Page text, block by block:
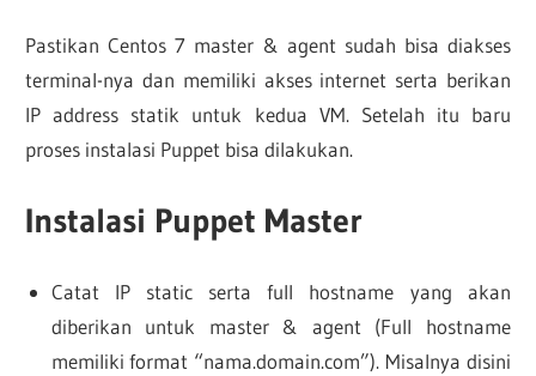
Pastikan Centos 7 master & agent sudah bisa diakses
terminal-nya dan memiliki akses internet serta berikan
IP address statik untuk kedua VM. Setelah itu baru
proses instalasi Puppet bisa dilakukan.
Instalasi Puppet Master
Catat IP static serta full hostname yang akan
diberikan untuk master & agent (Full hostname
memiliki format “nama.domain.com”). Misalnya disini